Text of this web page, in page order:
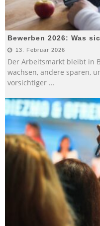
Bewerben 2026: Was
13. Februar 2026
Der Arbeitsmarkt bleibt in
wachsen, andere sparen,
vorsichtiger ...